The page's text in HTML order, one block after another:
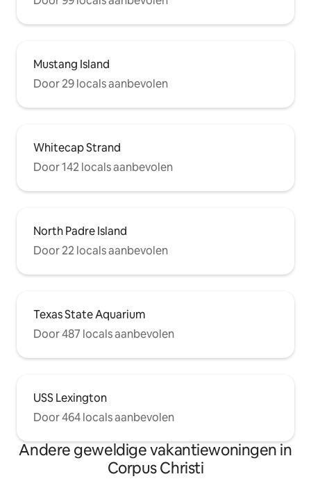
Mustang Island
Door 29 locals aanbevolen
Whitecap Strand
Door 142 locals aanbevolen
North Padre Island
Door 22 locals aanbevolen
Texas State Aquarium
Door 487 locals aanbevolen
USS Lexington
Door 464 locals aanbevolen
Andere geweldige vakantiewoningen in
Corpus Christi